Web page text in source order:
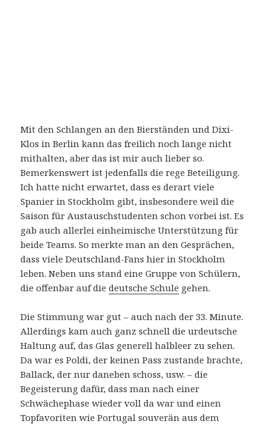
Mit den Schlangen an den Bierständen und Dixi-
Klos in Berlin kann das freilich noch lange nicht
mithalten, aber das ist mir auch lieber so.
Bemerkenswert ist jedenfalls die rege Beteiligung.
Ich hatte nicht erwartet, dass es derart viele
Spanier in Stockholm gibt, insbesondere weil die
Saison für Austauschstudenten schon vorbei ist. Es
gab auch allerlei einheimische Unterstützung für
beide Teams. So merkte man an den Gesprächen,
dass viele Deutschland-Fans hier in Stockholm
leben. Neben uns stand eine Gruppe von Schülern,
die offenbar auf diedeutsche Schule gehen.
Die Stimmung war gut – auch nach der 33. Minute.
Allerdings kam auch ganz schnell die urdeutsche
Haltung auf, das Glas generell halbleer zu sehen.
Da war es Poldi, der keinen Pass zustande brachte,
Ballack, der nur daneben schoss, usw. – die
Begeisterung dafür, dass man nach einer
Schwächephase wieder voll da war und einen
Topfavoriten wie Portugal souverän aus dem